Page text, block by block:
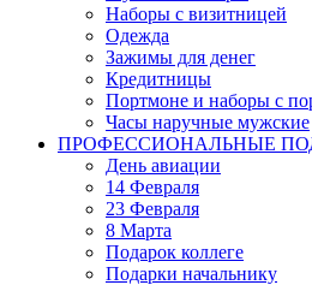
Наборы с визитницей
Одежда
Зажимы для денег
Кредитницы
Портмоне и наборы с
Часы наручные мужские
ПРОФЕССИОНАЛЬНЫЕ
День авиации
14 Февраля
23 Февраля
8 Марта
Подарок коллеге
Подарки начальнику